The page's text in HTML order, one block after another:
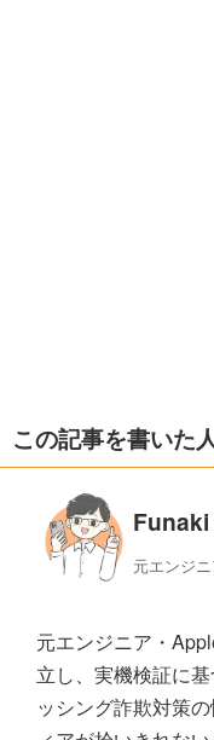
この記事を書いた
元エンジ
元エンジニア・
立し、実機検証に
ッシング詐欺対策